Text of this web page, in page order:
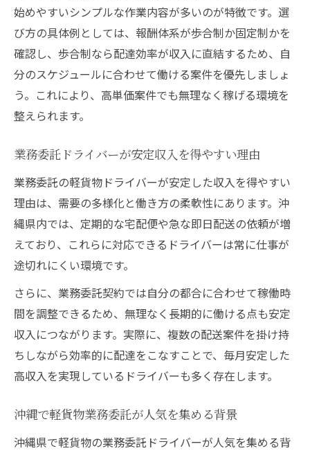
始めやすいシンプルな作業内容が多いのが特徴です。選
び方の具体例としては、報酬体系が歩合制か固定制かを
確認し、歩合制なら配達効率が収入に直結するため、自
分のスケジュールに合わせて働ける案件を優先しましょ
う。これにより、高単価案件でも無理なく稼げる環境を
整えられます。
業務委託ドライバーが安定収入を得やすい理由
業務委託の軽貨物ドライバーが安定した収入を得やすい
理由は、需要の多様化と働き方の柔軟性にあります。沖
縄県内では、定期的な宅配便や急な即日配送の依頼が増
えており、これらに対応できるドライバーは常に仕事が
途切れにくい環境です。
さらに、業務委託契約では自分の都合に合わせて稼働時
間を調整できるため、無理なく長期的に働ける点も安定
収入につながります。実際に、複数の配送案件を掛け持
ちしながら効率的に配達をこなすことで、毎月安定した
高収入を実現しているドライバーも多く存在します。
沖縄で軽貨物業務委託が人気を集める背景
沖縄県で軽貨物の業務委託ドライバーが人気を集める背